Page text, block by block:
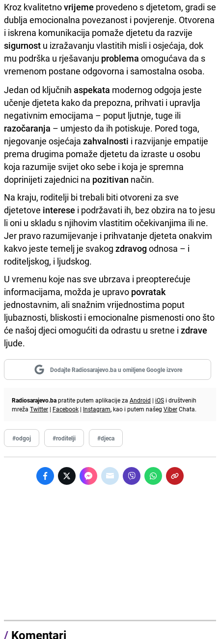
Kroz kvalitetnovrijeme provedeno s djetetom, gradi se
dublja emocionalna povezanost i povjerenje. Otvorena
i iskrena komunikacija pomaže djetetu da razvije
sigurnost u izražavanju vlastitih misli i osjećaja, dok
mu podrška u rješavanju problema omogućava da s
vremenom postane odgovorna i samostalna osoba.
Jedan od ključnih aspekata modernog odgoja jeste
učenje djeteta kako da prepozna, prihvati i upravlja
negativnim emocijama – poput ljutnje, tuge ili
razočaranja – umjesto da ih potiskuje. Pored toga,
njegovanje osjećaja zahvalnosti i razvijanje empatije
prema drugima pomaže djetetu da izraste u osobu
koja razumije svijet oko sebe i koja je spremna
doprinijeti zajednici na pozitivan način.
Na kraju, roditelji bi trebali biti otvoreni za sve
djetetove interese i podržavati ih, bez obzira na to jesu
li oni u skladu s njihovim vlastitim očekivanjima ili ne.
Jer pravo razumijevanje i prihvatanje djeteta onakvim
kakvo jeste temelj je svakog zdravogodnosa – i
roditeljskog, i ljudskog.
U vremenu koje nas sve ubrzava i preopterećuje
informacijama, možda je upravo povratak
jednostavnim, ali snažnim vrijednostima poput
ljubaznosti, bliskosti i emocionalne pismenosti ono što
će našoj djeci omogućiti da odrastu u sretne i zdrave
ljude.
Dodajte Radiosarajevo.ba u omiljene Google izvore
Radiosarajevo.bapratite putem aplikacije za Android | iOS i društvenih
mreža Twitter | Facebook | Instagram, kao i putem našeg ViberChata.
#odgoj #roditelji #djeca
/ Komentari